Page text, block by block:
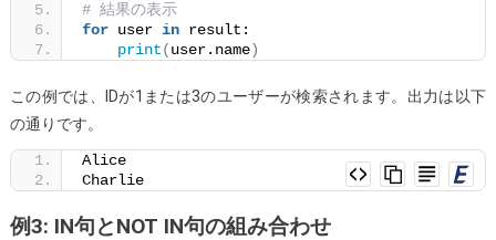
# 結果の表示
for user in result:
print(user.name)
この例では、IDが1または3のユーザーが検索されます。出力は以下
の通りです。
Alice
Charlie
例3: IN句とNOT IN句の組み合わせ